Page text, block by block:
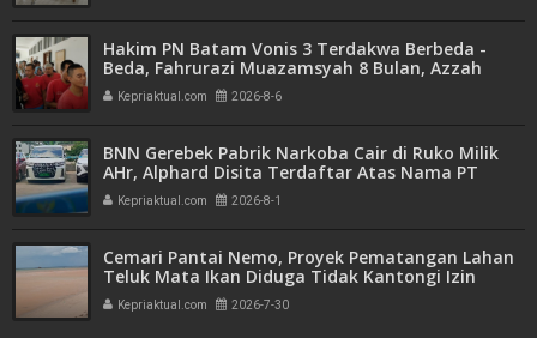
Hakim PN Batam Vonis 3 Terdakwa Berbeda -
Beda, Fahrurazi Muazamsyah 8 Bulan, Azzah
Azzurah dan Risma Divonis 2 Tahun 6 Bulan
Kepriaktual.com 2026-8-6
BNN Gerebek Pabrik Narkoba Cair di Ruko Milik
AHr, Alphard Disita Terdaftar Atas Nama PT
Mitra Usaha Properti
Kepriaktual.com 2026-8-1
Cemari Pantai Nemo, Proyek Pematangan Lahan
Teluk Mata Ikan Diduga Tidak Kantongi Izin
Amdal
Kepriaktual.com 2026-7-30